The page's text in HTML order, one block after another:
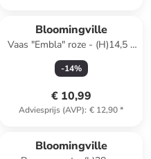
Bloomingville
Vaas "Embla" roze - (H)14,5 x
Ø 6 cm
-14%
€ 10,99
Adviesprijs (AVP): € 12,90*
Bloomingville